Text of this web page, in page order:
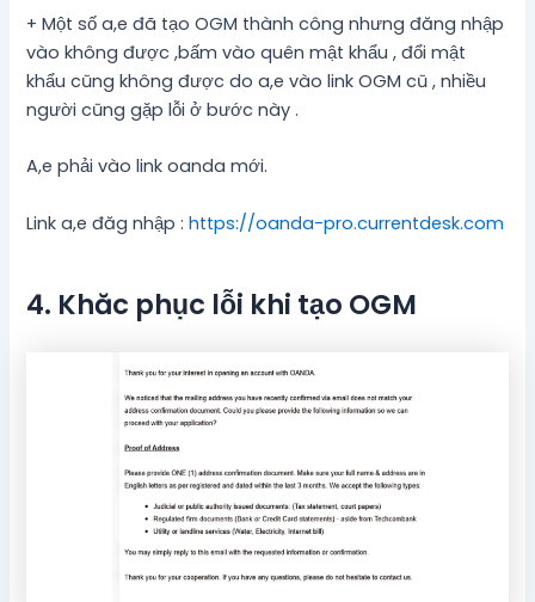
+ Một số a,e đã tạo OGM thành công nhưng đăng nhập
vào không được ,bấm vào quên mật khẩu , đổi mật
khẩu cũng không được do a,e vào link OGM cũ , nhiều
người cũng gặp lỗi ở bước này .
A,e phải vào link oanda mới.
Link a,e đăg nhập :https://oanda-pro.currentdesk.com
4. Khăc phục lỗi khi tạo OGM